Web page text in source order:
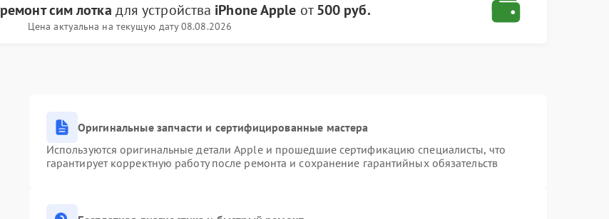
ремонт сим лотка для устройства iPhone Apple от500 руб.
Цена актуальна на текущую дату 08.08.2026
Оригинальные запчасти и сертифицированные мастера
Используются оригинальные детали Apple и прошедшие сертификацию специалисты, что
гарантирует корректную работу после ремонта и сохранение гарантийных обязательств